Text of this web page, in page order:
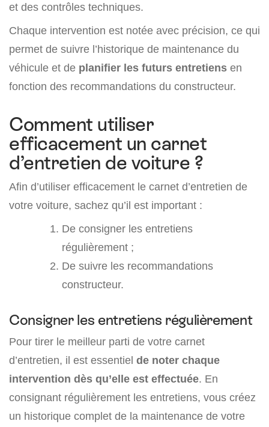
et des contrôles techniques.
Chaque intervention est notée avec précision, ce qui
permet de suivre l’historique de maintenance du
véhicule et de planifier les futurs entretiens en
fonction des recommandations du constructeur.
Comment utiliser
efficacement un carnet
d’entretien de voiture ?
Afin d’utiliser efficacement le carnet d’entretien de
votre voiture, sachez qu’il est important :
De consigner les entretiens
régulièrement ;
De suivre les recommandations
constructeur.
Consigner les entretiens régulièrement
Pour tirer le meilleur parti de votre carnet
d’entretien, il est essentiel de noter chaque
intervention dès qu’elle est effectuée. En
consignant régulièrement les entretiens, vous créez
un historique complet de la maintenance de votre